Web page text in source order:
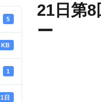
5
KB
1
日
21日第
ー